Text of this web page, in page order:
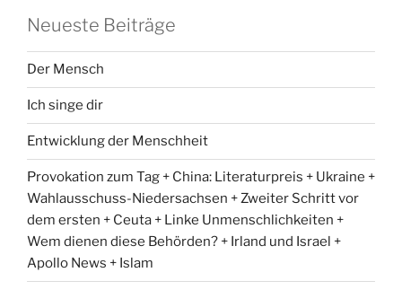
Neueste Beiträge
Der Mensch
Ich singe dir
Entwicklung der Menschheit
Provokation zum Tag + China: Literaturpreis + Ukraine +
Wahlausschuss-Niedersachsen + Zweiter Schritt vor
dem ersten + Ceuta + Linke Unmenschlichkeiten +
Wem dienen diese Behörden? + Irland und Israel +
Apollo News + Islam